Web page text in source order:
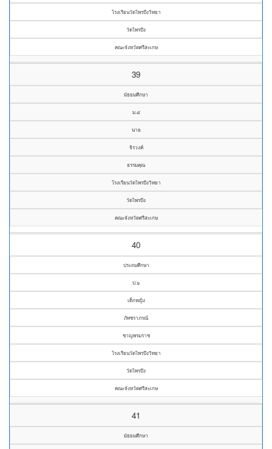
โรงเรียนวัดไพรบึงวิทยา
วัดไพรบึง
คณะจังหวัดศรีสะเกษ
39
มัธยมศึกษา
ม.๔
นาย
จิรวงค์
ธรรมคุณ
โรงเรียนวัดไพรบึงวิทยา
วัดไพรบึง
คณะจังหวัดศรีสะเกษ
40
ประถมศึกษา
ป.๖
เด็กหญิง
ภัทชราภรณ์
ชาญพรมราช
โรงเรียนวัดไพรบึงวิทยา
วัดไพรบึง
คณะจังหวัดศรีสะเกษ
41
มัธยมศึกษา